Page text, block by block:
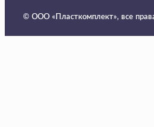
© ООО «Пласткомплект», все